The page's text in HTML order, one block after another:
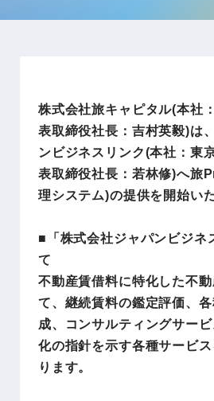
株式会社旅キャピタル(本社
表取締役社長：吉村英毅)は
ンビジネスリンク(本社：東
表取締役社長：若林修)へ旅
理システム)の提供を開始い
■「株式会社ジャパンビジネ
て
不動産賃借料に特化した不
て、継続賃料の鑑定評価、
成、コンサルティングサー
化の指針を示す各種サービ
ります。